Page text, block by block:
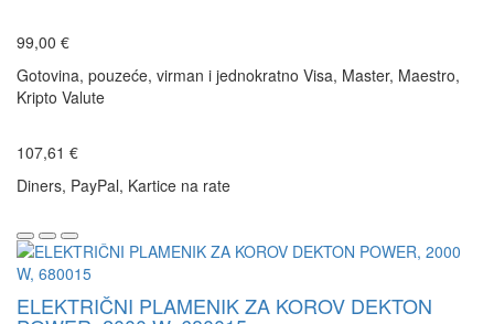
99,00 €
Gotovina, pouzeće, virman i jednokratno Visa, Master, Maestro,
Kripto Valute
107,61 €
Diners, PayPal, Kartice na rate
ELEKTRIČNI PLAMENIK ZA KOROV DEKTON